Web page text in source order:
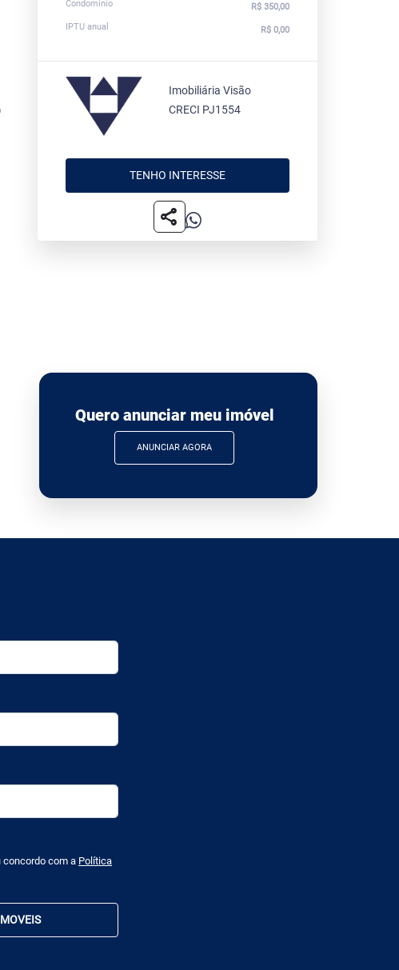
Condomínio
R$ 350,00
IPTU anual
R$ 0,00
Imobiliária Visão
CRECI PJ1554
TENHO INTERESSE
share
Quero anunciar meu imóvel
ANUNCIAR AGORA
concordo com a Política